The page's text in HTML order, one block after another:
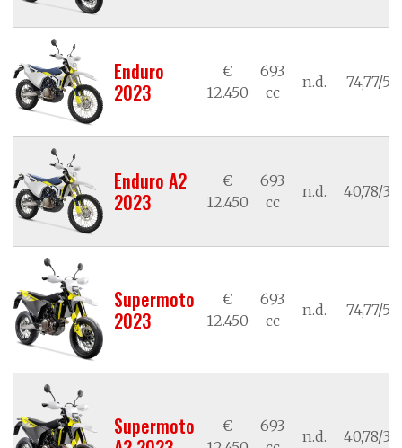
Enduro
2023
€
12.450
693
cc
n.d. 74,77/
Enduro A2
2023
€
12.450
693
cc
n.d. 40,78/
Supermoto
2023
€
12.450
693
cc
n.d. 74,77/
Supermoto
€
693
n.d. 40,78/